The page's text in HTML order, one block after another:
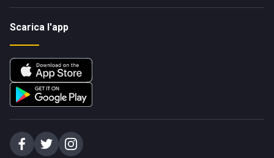
Scarica l'app